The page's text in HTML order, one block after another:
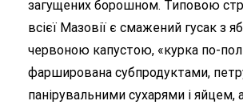
загущених борошном. Типовою
всієї Мазовії є смажений гусак з
червоною капустою, «курка по-
фарширована субпродуктами,
панірувальними сухарями і яйцем,